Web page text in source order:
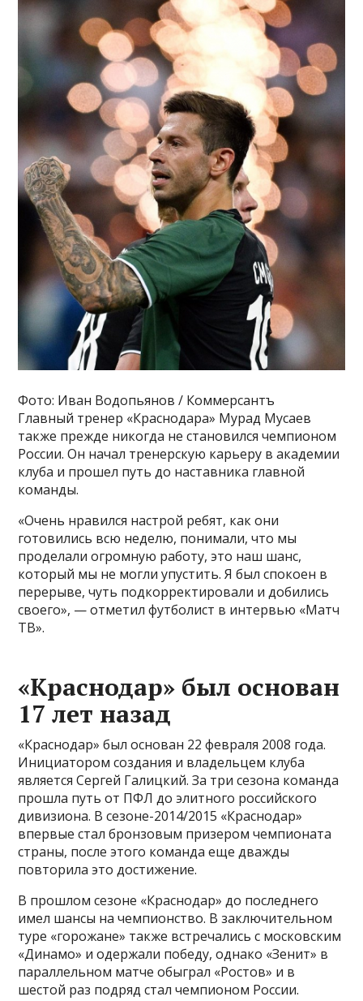
Фото: Иван Водопьянов / Коммерсантъ
Главный тренер «Краснодара» Мурад Мусаев
также прежде никогда не становился чемпионом
России. Он начал тренерскую карьеру в академии
клуба и прошел путь до наставника главной
команды.
«Очень нравился настрой ребят, как они
готовились всю неделю, понимали, что мы
проделали огромную работу, это наш шанс,
который мы не могли упустить. Я был спокоен в
перерыве, чуть подкорректировали и добились
своего», — отметил футболист в интервью «Матч
ТВ».
«Краснодар» был основан
17 лет назад
«Краснодар» был основан 22 февраля 2008 года.
Инициатором создания и владельцем клуба
является Сергей Галицкий. За три сезона команда
прошла путь от ПФЛ до элитного российского
дивизиона. В сезоне-2014/2015 «Краснодар»
впервые стал бронзовым призером чемпионата
страны, после этого команда еще дважды
повторила это достижение.
В прошлом сезоне «Краснодар» до последнего
имел шансы на чемпионство. В заключительном
туре «горожане» также встречались с московским
«Динамо» и одержали победу, однако «Зенит» в
параллельном матче обыграл «Ростов» и в
шестой раз подряд стал чемпионом России.